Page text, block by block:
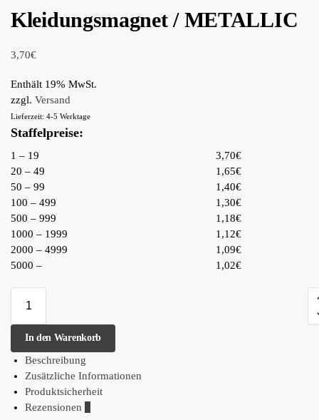
Kleidungsmagnet / METALLIC
3,70€
Enthält 19% MwSt.
zzgl. Versand
Lieferzeit: 4-5 Werktage
Staffelpreise:
1 – 19
3,70€
20 – 49
1,65€
50 – 99
1,40€
100 – 499
1,30€
500 – 999
1,18€
1000 – 1999
1,12€
2000 – 4999
1,09€
5000 –
1,02€
In den Warenkorb
Beschreibung
Zusätzliche Informationen
Produktsicherheit
Rezensionen